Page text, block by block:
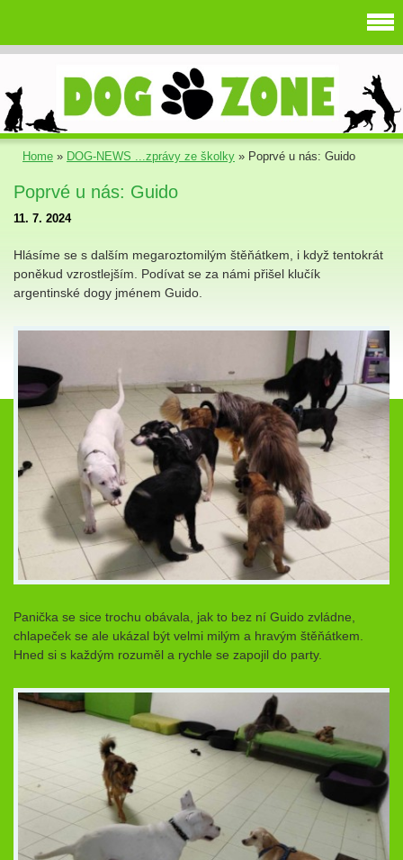
Home » DOG-NEWS ...zprávy ze školky » Poprvé u nás: Guido
Poprvé u nás: Guido
11. 7. 2024
Hlásíme se s dalším megaroztomilým štěňátkem, i když tentokrát
poněkud vzrostlejším. Podívat se za námi přišel klučík
argentinské dogy jménem Guido.
Panička se sice trochu obávala, jak to bez ní Guido zvládne,
chlapeček se ale ukázal být velmi milým a hravým štěňátkem.
Hned si s každým rozuměl a rychle se zapojil do party.